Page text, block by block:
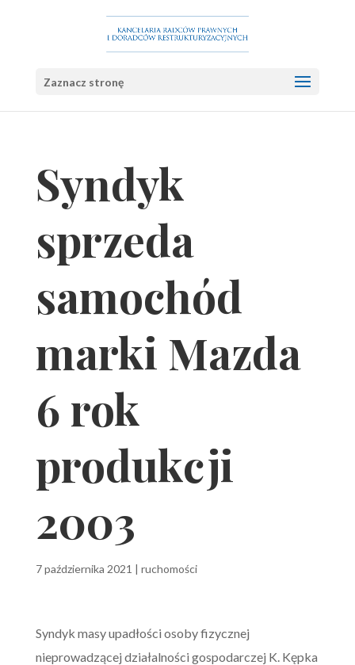
Zaznacz stronę
Syndyk
sprzeda
samochód
marki Mazda
6 rok
produkcji
2003
7 października 2021 | ruchomości
Syndyk masy upadłości osoby fizycznej
nieprowadzącej działalności gospodarczej K. Kępka